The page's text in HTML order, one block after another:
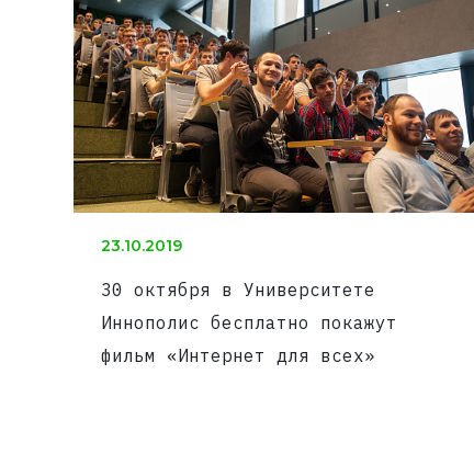
23.10.2019
30 октября в Университете
Иннополис бесплатно покажут
фильм «Интернет для всех»